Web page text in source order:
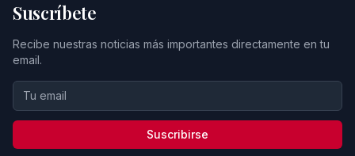
Suscríbete
Recibe nuestras noticias más importantes directamente en tu
email.
Suscribirse